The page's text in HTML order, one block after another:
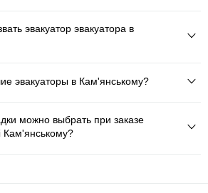
эвакуатор эвакуатора в
эвакуаторы в Кам'янському?
можно выбрать при заказе
Кам'янському?